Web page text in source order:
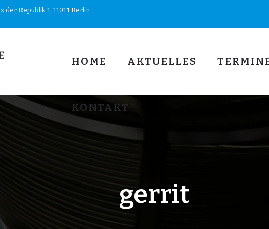
Republik 1, 11011 Berlin
HOME AKTUELLES
KONTAKT
gerrit